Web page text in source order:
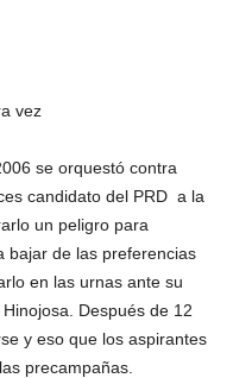
vez
se orquestó contra
candidato del PRD a la
un peligro para
bajar de las preferencias
en las urnas ante su
Después de 12
y eso que los aspirantes
precampañas.